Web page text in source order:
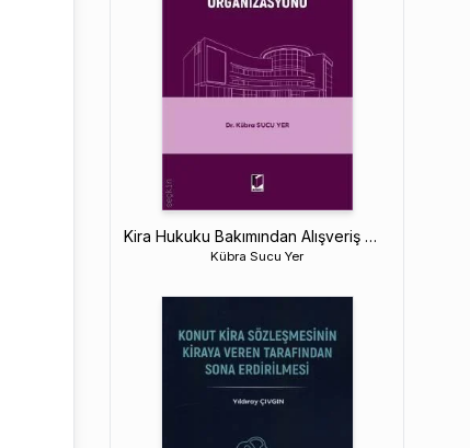
Kira Hukuku Bakımından Alışveriş Merkezi Organizasyonu
Kübra Sucu Yer